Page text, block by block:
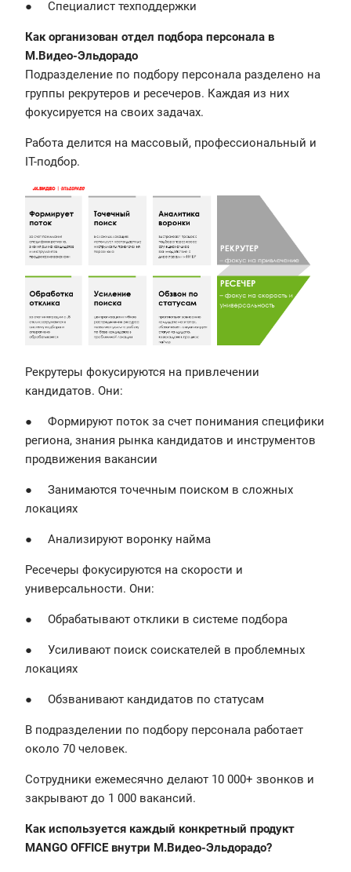
● Специалист техподдержки
Как организован отдел подбора персонала в
М.Видео-Эльдорадо
Подразделение по подбору персонала разделено на
группы рекрутеров и ресечеров. Каждая из них
фокусируется на своих задачах.
Работа делится на массовый, профессиональный и
IT-подбор.
Рекрутеры фокусируются на привлечении
кандидатов. Они:
● Формируют поток за счет понимания специфики
региона, знания рынка кандидатов и инструментов
продвижения вакансии
● Занимаются точечным поиском в сложных
локациях
● Анализируют воронку найма
Ресечеры фокусируются на скорости и
универсальности. Они:
● Обрабатывают отклики в системе подбора
● Усиливают поиск соискателей в проблемных
локациях
● Обзванивают кандидатов по статусам
В подразделении по подбору персонала работает
около 70 человек.
Сотрудники ежемесячно делают 10 000+ звонков и
закрывают до 1 000 вакансий.
Как используется каждый конкретный продукт
MANGO OFFICE внутри М.Видео-Эльдорадо?